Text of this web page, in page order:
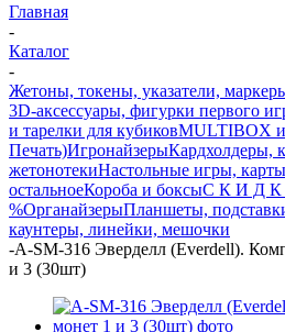
Главная
-
Каталог
-
Жетоны, токены, указатели,
3D-аксессуары, фигурки первого
и тарелки для кубиковMULTIBOX
Печать)ИгронайзерыКардхолдеры,
жетонотекиНастольные игры,
остальноеКороба и боксыС К И Д К
%ОрганайзерыПланшеты,
каунтеры, линейки, мешочки
-A-SM-316 Эверделл (Everdell).
и 3 (30шт)